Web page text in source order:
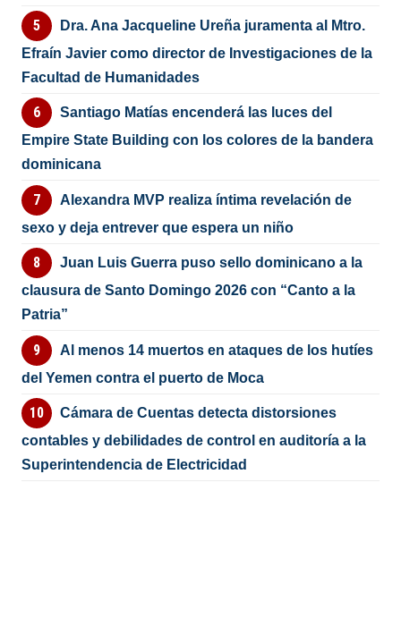
Dra. Ana Jacqueline Ureña juramenta al Mtro.
Efraín Javier como director de Investigaciones de la
Facultad de Humanidades
Santiago Matías encenderá las luces del
Empire State Building con los colores de la bandera
dominicana
Alexandra MVP realiza íntima revelación de
sexo y deja entrever que espera un niño
Juan Luis Guerra puso sello dominicano a la
clausura de Santo Domingo 2026 con “Canto a la
Patria”
Al menos 14 muertos en ataques de los hutíes
del Yemen contra el puerto de Moca
Cámara de Cuentas detecta distorsiones
contables y debilidades de control en auditoría a la
Superintendencia de Electricidad